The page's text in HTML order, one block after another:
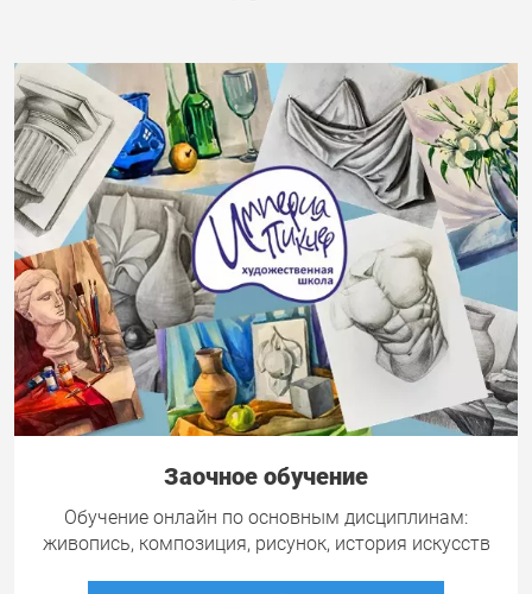
Заочное обучение
Обучение онлайн по основным дисциплинам:
живопись, композиция, рисунок, история искусств